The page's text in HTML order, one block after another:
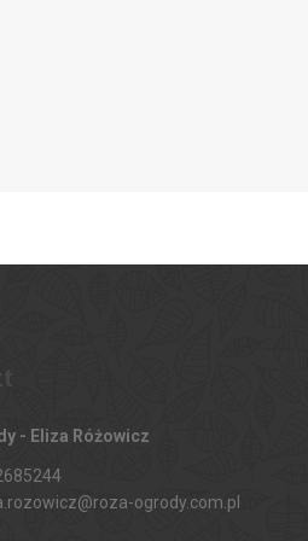
- Eliza Różowicz
ogrody.com.pl